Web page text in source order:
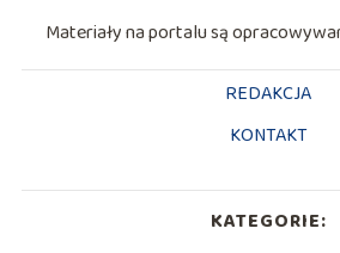
Materiały na portalu są
REDAKCJA
KONTAKT
KATEGORIE: